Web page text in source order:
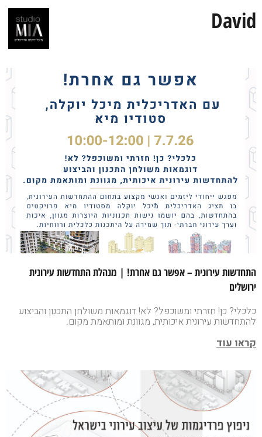
David
התחדשות עירונית – אפשר גם אחרת! | מנהלת התחדשות עירונית
ירושלים
כלכלי? כן! חזרתי ומשוכפל? לא! דוגמאות משולחן התכנון והביצוע
להתחדשות עירונית איכותית, מגוונת ומותאמת מקום.
קראו עוד